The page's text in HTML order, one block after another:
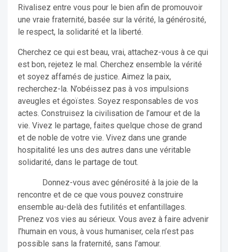
Rivalisez entre vous pour le bien afin de promouvoir
une vraie fraternité, basée sur la vérité, la générosité,
le respect, la solidarité et la liberté.
Cherchez ce qui est beau, vrai, attachez-vous à ce qui
est bon, rejetez le mal. Cherchez ensemble la vérité
et soyez affamés de justice. Aimez la paix,
recherchez-la. N’obéissez pas à vos impulsions
aveugles et égoïstes. Soyez responsables de vos
actes. Construisez la civilisation de l’amour et de la
vie. Vivez le partage, faites quelque chose de grand
et de noble de votre vie. Vivez dans une grande
hospitalité les uns des autres dans une véritable
solidarité, dans le partage de tout.
Donnez-vous avec générosité à la joie de la
rencontre et de ce que vous pouvez construire
ensemble au-delà des futilités et enfantillages.
Prenez vos vies au sérieux. Vous avez à faire advenir
l’humain en vous, à vous humaniser, cela n’est pas
possible sans la fraternité, sans l’amour.